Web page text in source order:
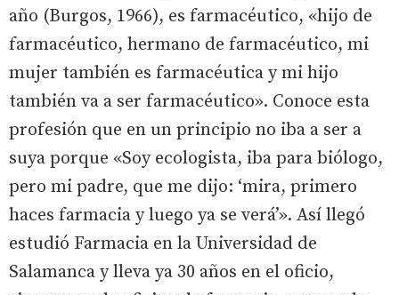
año (Burgos, 1966), es farmacéutico, «hijo de
farmacéutico, hermano de farmacéutico, mi
mujer también es farmacéutica y mi hijo
también va a ser farmacéutico». Conoce esta
profesión que en un principio no iba a ser a
suya porque «Soy ecologista, iba para biólogo,
pero mi padre, que me dijo: ‘mira, primero
haces farmacia y luego ya se verá’». Así llegó
estudió Farmacia en la Universidad de
Salamanca y lleva ya 30 años en el oficio,